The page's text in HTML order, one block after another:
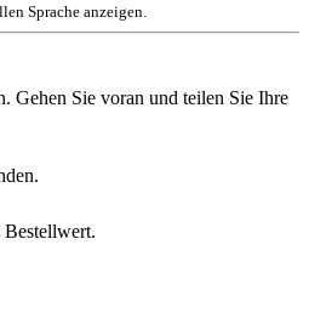
Sprache anzeigen.
Gehen Sie voran und teilen Sie Ihre
Bestellwert.